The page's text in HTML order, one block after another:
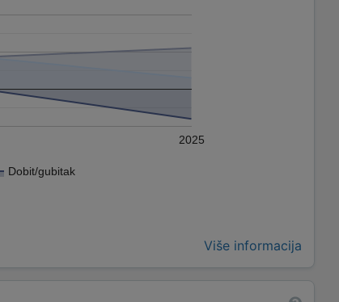
Dobit/gubitak
2025
Više informacija